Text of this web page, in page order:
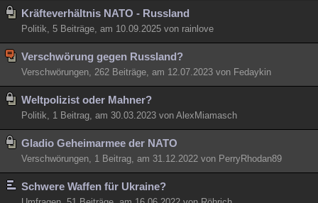
Kräfteverhältnis NATO - Russland
Politik, 5 Beiträge, am 10.09.2025 von rainlove
Verschwörung gegen Russland?
Verschwörungen, 262 Beiträge, am 12.07.2023 von Fedaykin
Weltpolizist oder Mahner?
Politik, 1 Beitrag, am 30.03.2023 von AlexMiamasch
Gladio Geheimarmee der NATO
Verschwörungen, 1 Beitrag, am 31.12.2022 von PerryRhodan89
Schwere Waffen für Ukraine?